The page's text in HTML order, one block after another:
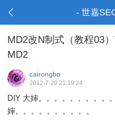
- 世嘉
MD2改N制式（教程03
MD2
cairongbo
2012-7-20 21:19:24
DIY 大婶。。。。。。。。。
婶。。。。。。。。。。